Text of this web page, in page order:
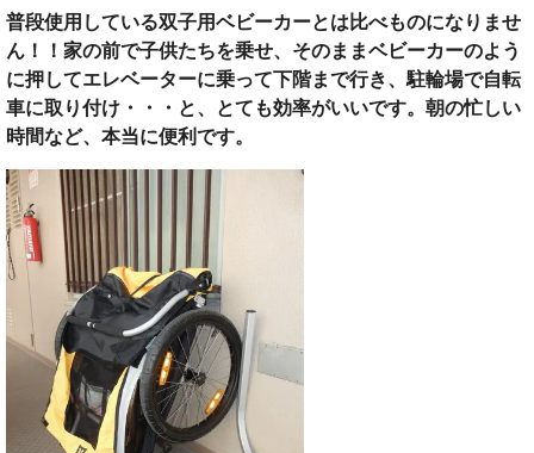
普段使用している双子用ベビーカーとは比べものになりませ
ん！！家の前で子供たちを乗せ、そのままベビーカーのよう
に押してエレベーターに乗って下階まで行き、駐輪場で自転
車に取り付け・・・と、とても効率がいいです。朝の忙しい
時間など、本当に便利です。